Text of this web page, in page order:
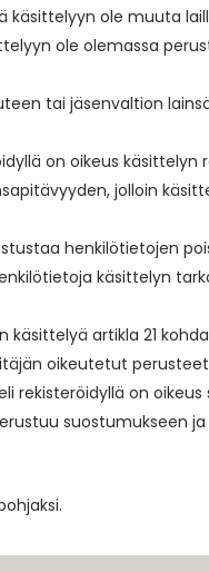
käsittelyyn ole muuta
ole olemassa
tai jäsenvaltion
on oikeus
jolloin
henkilötietojen
käsittelyn
artikla 21
oikeutetut
rekisteröidyllä on
suostumukseen